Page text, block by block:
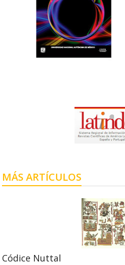
MÁS ARTÍCULOS
Códice Nuttal